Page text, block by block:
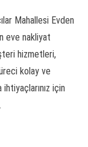
Mahallesi Evden
eve nakliyat
hizmetleri,
kolay ve
için